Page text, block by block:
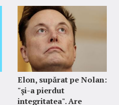
Elon, supărat pe Nolan:
"şi-a pierdut
integritatea". Are